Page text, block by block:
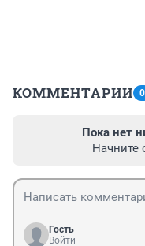
КОММЕНТАРИИ 0
Пока нет
Начните
Гость
Войти